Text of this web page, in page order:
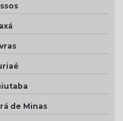
de Minas